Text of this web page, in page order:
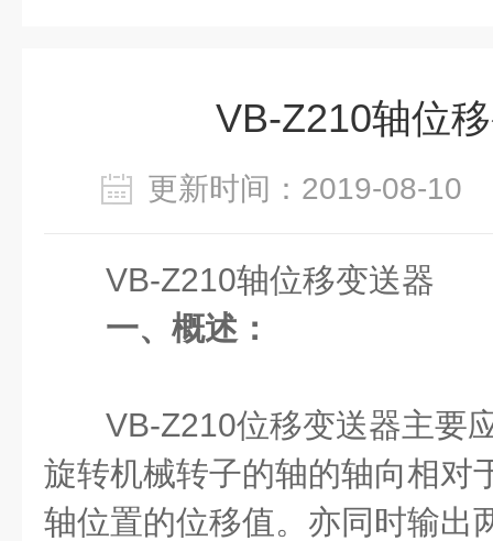
VB-Z210轴位
更新时间：2019-08-
VB-Z210轴位移变送器
一、概述：
VB-Z210位移变送器主要
旋转机械转子的轴的轴向相对
轴位置的位移值。亦同时输出